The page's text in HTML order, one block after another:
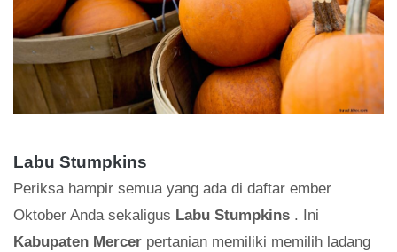
Labu Stumpkins
Periksa hampir semua yang ada di daftar ember
Oktober Anda sekaligus Labu Stumpkins . Ini
Kabupaten Mercer pertanian memiliki memilih ladang